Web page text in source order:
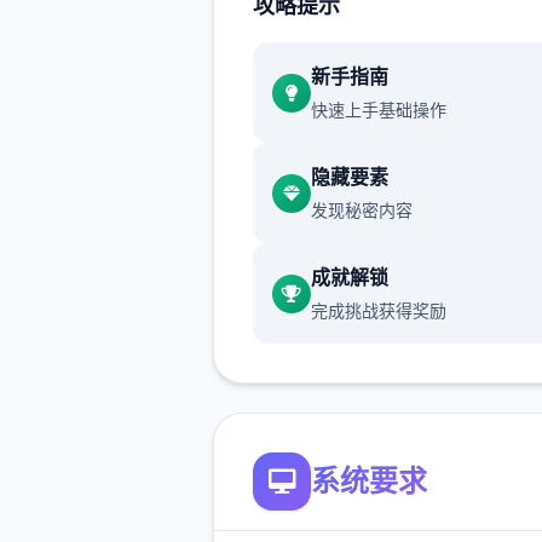
通过挖宝过来赚钱（钱可以买
列干项中不断提升己己，也不
升着妹子们的好感度，也不断
攻略提示
新手指南
快速上手基础操作
隐藏要素
发现秘密内容
成就解锁
完成挑战获得奖励
系统要求